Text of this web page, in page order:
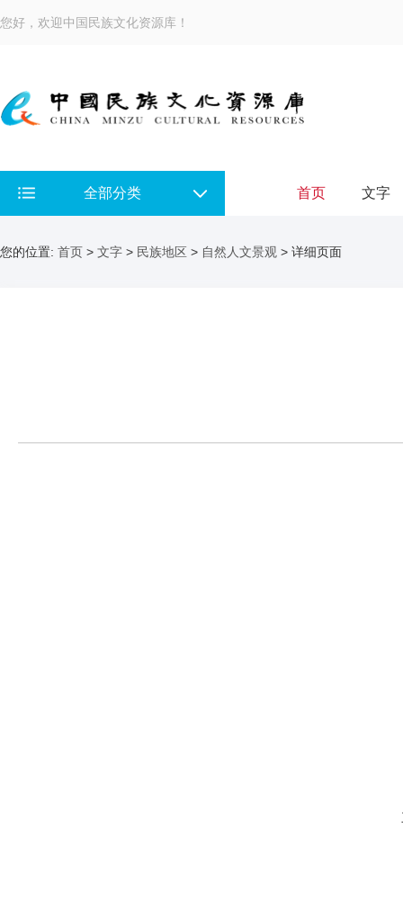
您好，欢迎中国民族文化资源库！
全部分类 首页 文字
您的位置: 首页 > 文字 > 民族地区 > 自然人文景观 > 详细页面